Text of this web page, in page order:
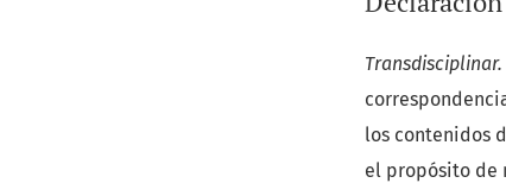
los contenidos
el propósito de